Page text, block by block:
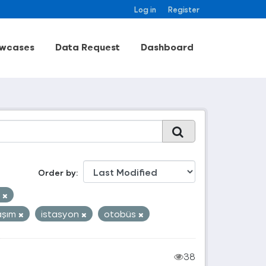
Log in Register
Data Request Dashboard
Order by
istasyon otobüs
38